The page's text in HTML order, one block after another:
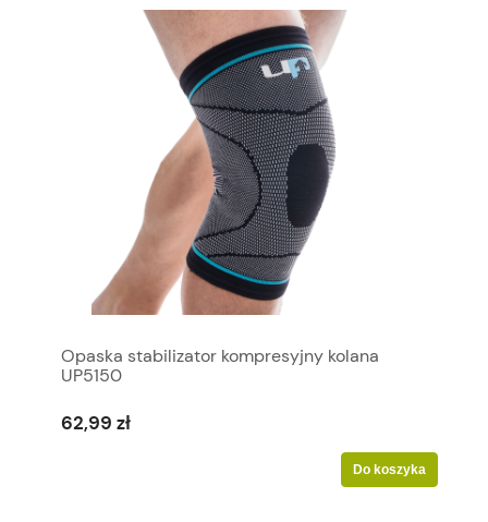
Opaska stabilizator kompresyjny kolana
UP5150
62,99 zł
Do koszyka